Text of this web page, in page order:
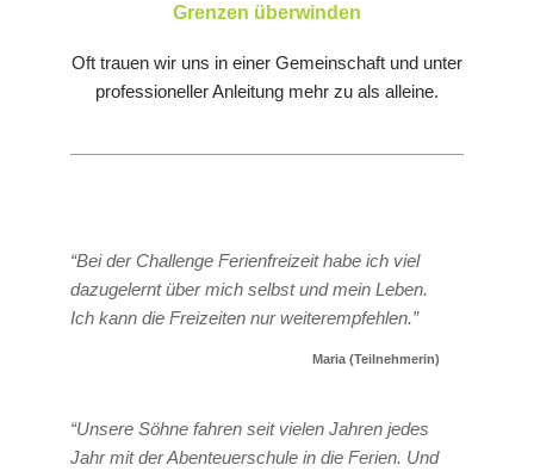
Grenzen überwinden
Oft trauen wir uns in einer Gemeinschaft und unter
professioneller Anleitung mehr zu als alleine.
“Bei der Challenge Ferienfreizeit habe ich viel
dazugelernt über mich selbst und mein Leben.
Ich kann die Freizeiten nur weiterempfehlen.”
Maria (Teilnehmerin)
“Unsere Söhne fahren seit vielen Jahren jedes
Jahr mit der Abenteuerschule in die Ferien. Und